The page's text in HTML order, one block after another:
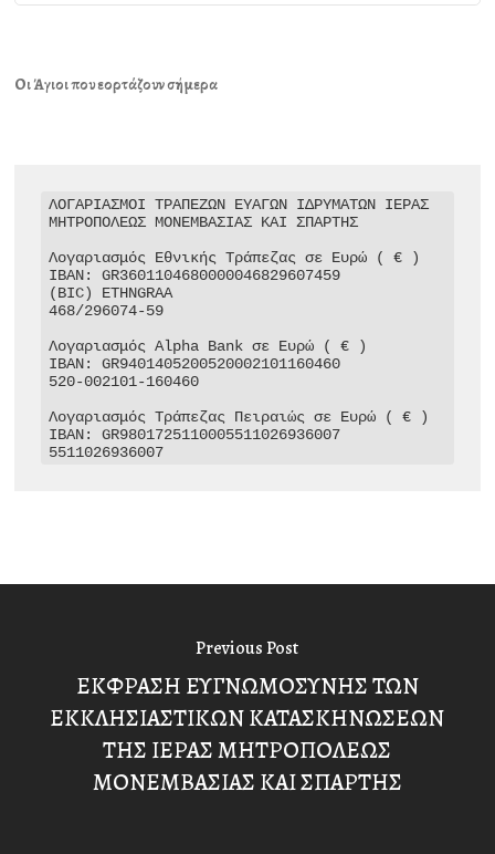
Οι Άγιοι που εορτάζουν σήμερα
ΛΟΓΑΡΙΑΣΜΟΙ ΤΡΑΠΕΖΩΝ ΕΥΑΓΩΝ ΙΔΡΥΜΑΤΩΝ ΙΕΡΑΣ
ΜΗΤΡΟΠΟΛΕΩΣ ΜΟΝΕΜΒΑΣΙΑΣ ΚΑΙ ΣΠΑΡΤΗΣ
Λογαριασμός Εθνικής Τράπεζας σε Ευρώ ( € )
IBAN: GR3601104680000046829607459
(BIC) ETHNGRAA
468/296074-59
Λογαριασμός Alpha Bank σε Ευρώ ( € )
IBAN: GR9401405200520002101160460
520-002101-160460
Λογαριασμός Τράπεζας Πειραιώς σε Ευρώ ( € )
IBAN: GR9801725110005511026936007
5511026936007
Previous Post
ΕΚΦΡΑΣΗ ΕΥΓΝΩΜΟΣΥΝΗΣ ΤΩΝ
ΕΚΚΛΗΣΙΑΣΤΙΚΩΝ ΚΑΤΑΣΚΗΝΩΣΕΩΝ
ΤΗΣ ΙΕΡΑΣ ΜΗΤΡΟΠΟΛΕΩΣ
ΜΟΝΕΜΒΑΣΙΑΣ ΚΑΙ ΣΠΑΡΤΗΣ